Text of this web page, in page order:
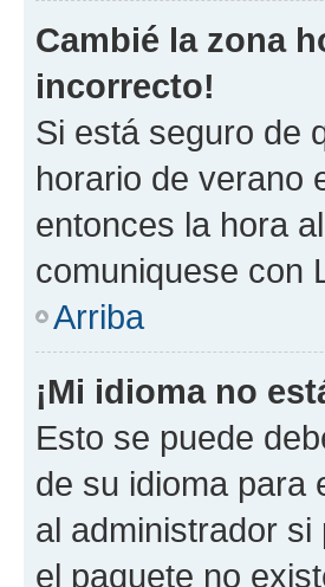
Cambié la zona
incorrecto!
Si está seguro de
horario de verano
entonces la hora
comuniquese con
Arriba
¡Mi idioma no
Esto se puede
de su idioma para
al administrador
el paquete no